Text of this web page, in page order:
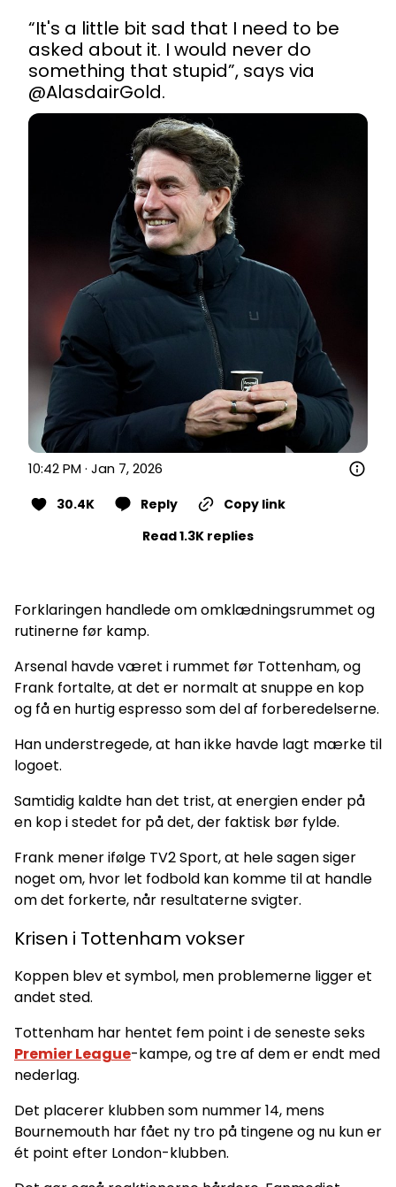
“It's a little bit sad that I need to be
asked about it. I would never do
@AlasdairGold.
10:42 PM · Jan 7, 2026
30.4K Reply
Copy link
Read 1.3K replies
Forklaringen handlede om omklædningsrummet og
rutinerne før kamp.
Arsenal havde været i rummet før Tottenham, og
Frank fortalte, at det er normalt at snuppe en kop
og få en hurtig espresso som del af forberedelserne.
Han understregede, at han ikke havde lagt mærke til
logoet.
Samtidig kaldte han det trist, at energien ender på
en kop i stedet for på det, der faktisk bør fylde.
Frank mener ifølge TV2 Sport, at hele sagen siger
noget om, hvor let fodbold kan komme til at handle
om det forkerte, når resultaterne svigter.
Krisen i Tottenham vokser
Koppen blev et symbol, men problemerne ligger et
andet sted.
Tottenham har hentet fem point i de seneste seks
Premier League-kampe, og tre af dem er endt med
nederlag.
Det placerer klubben som nummer 14, mens
Bournemouth har fået ny tro på tingene og nu kun er
ét point efter London-klubben.